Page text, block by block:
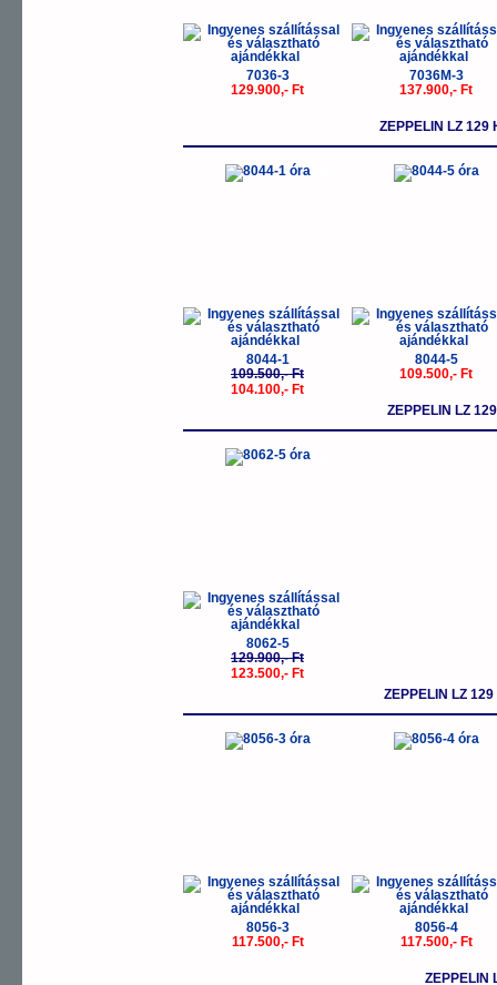
7036-3
129.900,- Ft
7036M-3
137.900,- Ft
ZEPPELIN LZ 129
8044-1
109.500,- Ft
104.100,- Ft
8044-5
109.500,- Ft
ZEPPELIN LZ
8062-5
129.900,- Ft
123.500,- Ft
ZEPPELIN LZ
8056-3
117.500,- Ft
8056-4
117.500,- Ft
ZEPPELIN